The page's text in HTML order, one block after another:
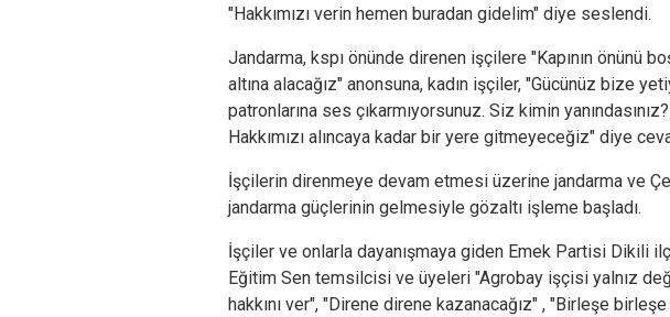
"Hakkımızı verin hemen buradan gidelim" diye seslendi.
Jandarma, kspı önünde direnen işçilere "Kapının önünü
altına alacağız" anonsuna, kadın işçiler, "Gücünüz bize
patronlarına ses çıkarmıyorsunuz. Siz kimin
Hakkımızı alıncaya kadar bir yere gitmeyeceğiz" diye
İşçilerin direnmeye devam etmesi üzerine jandarma ve
jandarma güçlerinin gelmesiyle gözaltı işleme başladı.
İşçiler ve onlarla dayanışmaya giden Emek Partisi Dikili
Eğitim Sen temsilcisi ve üyeleri "Agrobay işçisi yalnız
hakkını ver", "Direne direne kazanacağız" , "Birleşe